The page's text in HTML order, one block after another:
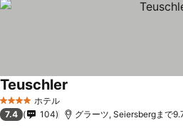
4 ホテルのランク
ホテル
Teuschler
7.4 104 グラーツ, Seiersbergまで